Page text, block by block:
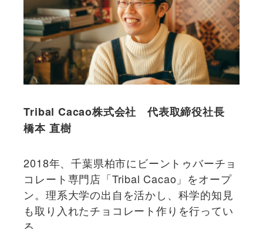
Tribal Cacao株式会社 代表取締役社長
橋本 直樹
2018年、千葉県柏市にビーントゥバーチョ
コレート専門店「Tribal Cacao」をオープ
ン。理系大学の出自を活かし、科学的知見
も取り入れたチョコレート作りを行ってい